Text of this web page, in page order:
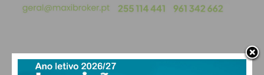
PAÇOS DE FERREIRA